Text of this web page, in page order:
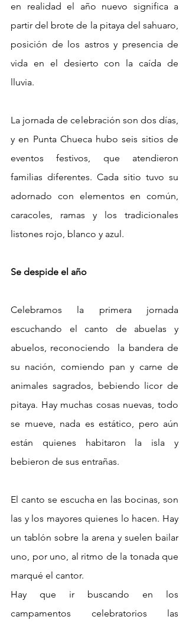
en realidad el año nuevo significa a
partir del brote de la pitaya del sahuaro,
posición de los astros y presencia de
vida en el desierto con la caída de
lluvia.
La jornada de celebración son dos días,
y en Punta Chueca hubo seis sitios de
eventos festivos, que atendieron
familias diferentes. Cada sitio tuvo su
adornado con elementos en común,
caracoles, ramas y los tradicionales
listones rojo, blanco y azul.
Se despide el año
Celebramos la primera jornada
escuchando el canto de abuelas y
abuelos, reconociendo  la bandera de
su nación, comiendo pan y carne de
animales sagrados, bebiendo licor de
pitaya. Hay muchas cosas nuevas, todo
se mueve, nada es estático, pero aún
están quienes habitaron la isla y
bebieron de sus entrañas.
El canto se escucha en las bocinas, son
las y los mayores quienes lo hacen. Hay
un tablón sobre la arena y suelen bailar
uno, por uno, al ritmo de la tonada que
marqué el cantor.
Hay que ir buscando en los
campamentos celebratorios las